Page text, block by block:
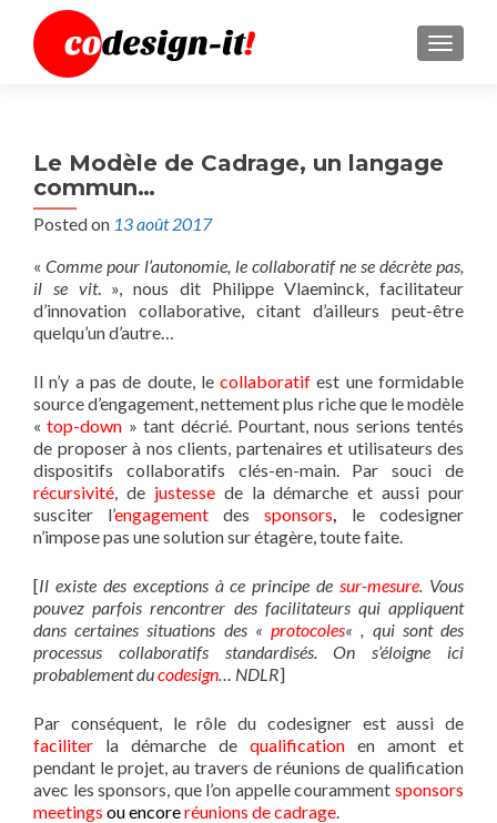
MENU
Le Modèle de Cadrage, un langage
commun…
Posted on 13 août 2017
« Comme pour l’autonomie, le collaboratif ne se décrète pas,
il se vit. », nous dit Philippe Vlaeminck, facilitateur
d’innovation collaborative, citant d’ailleurs peut-être
quelqu’un d’autre…
Il n’y a pas de doute, lecollaboratif est une formidable
source d’engagement, nettement plus riche que le modèle
«top-down » tant décrié. Pourtant, nous serions tentés
de proposer à nos clients, partenaires et utilisateurs des
dispositifs collaboratifs clés-en-main. Par souci de
récursivité, de justessede la démarche et aussi pour
susciter l’engagement des sponsors, le codesigner
n’impose pas une solution sur étagère, toute faite.
[Il existe des exceptions à ce principe desur-mesure. Vous
pouvez parfois rencontrer des facilitateurs qui appliquent
dans certaines situations des «protocoles« , qui sont des
processus collaboratifs standardisés. On s’éloigne ici
probablement ducodesign… NDLR]
Par conséquent, le rôle du codesigner est aussi de
faciliter la démarche de qualification en amont et
pendant le projet, au travers de réunions de qualification
avec les sponsors, que l’on appelle couramment sponsors
meetings ou encoreréunions de cadrage.